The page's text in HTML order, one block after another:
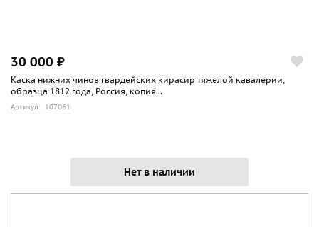
30 000 ₽
Каска нижних чинов гвардейских кирасир тяжелой кавалерии,
образца 1812 года, Россия, копия...
Артикул: 107061
Нет в наличии